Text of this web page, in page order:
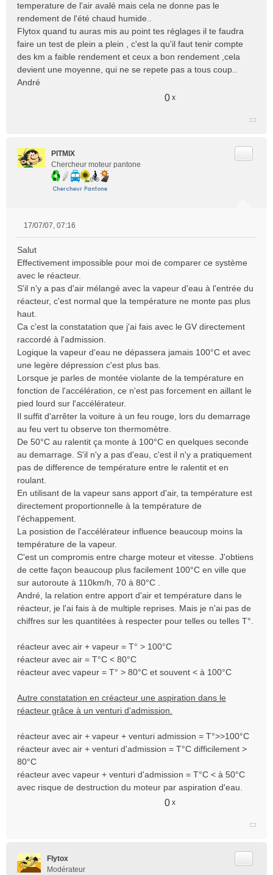
temperature de l'air avalé mais cela ne donne pas le
rendement de l'été chaud humide..
Flytox quand tu auras mis au point tes réglages il te faudra
faire un test de plein a plein , c'est la qu'il faut tenir compte
des km a faible rendement et ceux a bon rendement ,cela
devient une moyenne, qui ne se repete pas a tous coup..
André
0 x
PITMIX
Chercheur moteur pantone
s
s
a
g
e
n
l
u
17/07/07, 07:16
Salut
Effectivement impossible pour moi de comparer ce système
avec le réacteur.
S'il n'y a pas d'air mélangé avec la vapeur d'eau à l'entrée du
réacteur, c'est normal que la température ne monte pas plus
haut.
Ca c'est la constatation que j'ai fais avec le GV directement
raccordé à l'admission.
Logique la vapeur d'eau ne dépassera jamais 100°C et avec
une legère dépression c'est plus bas.
Lorsque je parles de montée violante de la température en
fonction de l'accélération, ce n'est pas forcement en aillant le
pied lourd sur l'accélérateur.
Il suffit d'arrêter la voiture à un feu rouge, lors du demarrage
au feu vert tu observe ton thermomètre.
De 50°C au ralentit ça monte à 100°C en quelques seconde
au demarrage. S'il n'y a pas d'eau, c'est il n'y a pratiquement
pas de difference de température entre le ralentit et en
roulant.
En utilisant de la vapeur sans apport d'air, ta température est
directement proportionnelle à la température de
l'échappement.
La posistion de l'accélérateur influence beaucoup moins la
température de la vapeur.
C'est un compromis entre charge moteur et vitesse. J'obtiens
de cette façon beaucoup plus facilement 100°C en ville que
sur autoroute à 110km/h, 70 à 80°C .
André, la relation entre apport d'air et température dans le
réacteur, je l'ai fais à de multiple reprises. Mais je n'ai pas de
chiffres sur les quantitées à respecter pour telles ou telles T°.
réacteur avec air + vapeur = T° > 100°C
réacteur avec air = T°C < 80°C
réacteur avec vapeur = T° > 80°C et souvent < à 100°C
Autre constatation en créacteur une aspiration dans le
réacteur grâce à un venturi d'admission.
réacteur avec air + vapeur + venturi admission = T°>>100°C
réacteur avec air + venturi d'admission = T°C difficilement >
80°C
réacteur avec vapeur + venturi d'admission = T°C < à 50°C
avec risque de destruction du moteur par aspiration d'eau.
0 x
Flytox
Modérateur